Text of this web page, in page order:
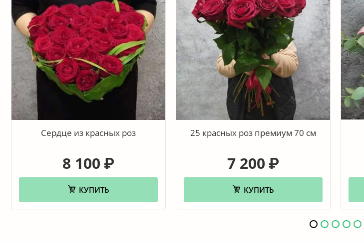
Сердце из красных роз
8 100 ₽
КУПИТЬ
25 красных роз премиум 70 см
7 200 ₽
КУПИТЬ